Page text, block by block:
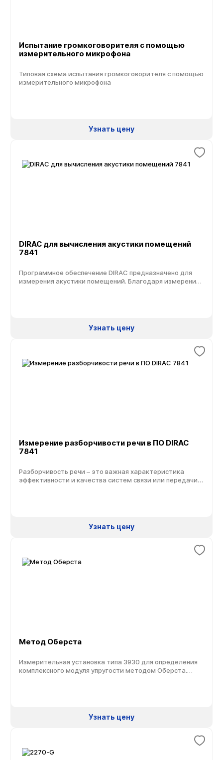
Испытание громкоговорителя с помощью
измерительного микрофона
Типовая схема испытания громкоговорителя с помощью
измерительного микрофона
Узнать цену
DIRAC для вычисления акустики помещений
7841
Программное обеспечение DIRAC предназначено для
измерения акустики помещений. Благодаря измерению
использовать создаваемые в программе или внешние
возбуждающие сигналы, излучаемые источником звука
необходимый для полевых измерений, для работы в […]
Узнать цену
Измерение разборчивости речи в ПО DIRAC
7841
Разборчивость речи – это важная характеристика
эффективности и качества систем связи или передачи в
компании Brüel & Kjær позволяет выполнять измерение
разборчивости речи при помощи направленного
Узнать цену
Метод Оберста
Измерительная установка типа 3930 для определения
комплексного модуля упругости методом Оберста.
встроенных металлических балок (консольного типа),
покрытых демпфирующим материалом. Использование
регламентам, которые ужесточились в […]
Узнать цену